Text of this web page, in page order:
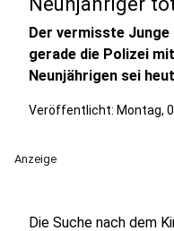
Der vermisste
gerade die Polizei
Neunjährigen sei
Veröffentlicht: Montag,
Anzeige
Die Suche nach dem